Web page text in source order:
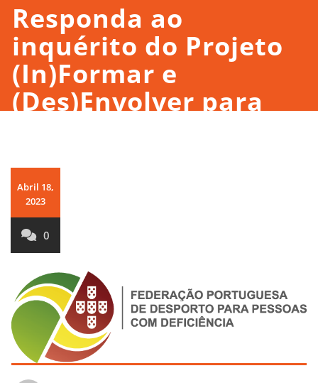
Responda ao
inquérito do Projeto
(In)Formar e
(Des)Envolver para
Abril 18,
2023
0